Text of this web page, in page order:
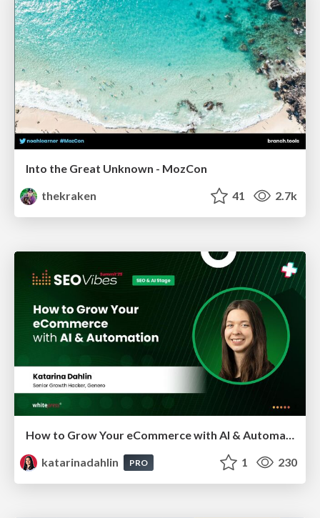
Into the Great Unknown - MozCon
thekraken
41 2.7k
katarinadahlin
PRO 1 230